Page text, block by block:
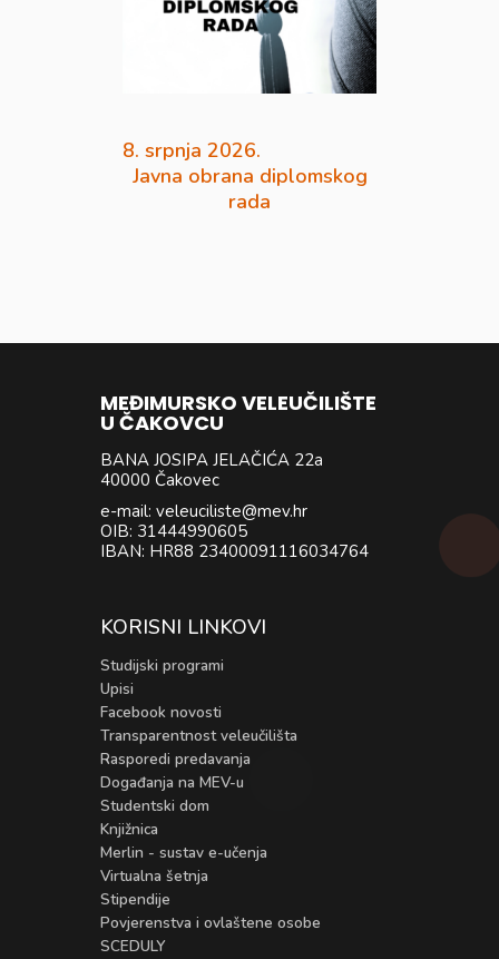
8. srpnja 2026.
Javna obrana diplomskog
rada
MEĐIMURSKO VELEUČILIŠTE
U ČAKOVCU
BANA JOSIPA JELAČIĆA 22a
40000 Čakovec
e-mail: veleuciliste@mev.hr
OIB: 31444990605
IBAN: HR88 23400091116034764
KORISNI LINKOVI
Studijski programi
Upisi
Facebook novosti
Transparentnost veleučilišta
Rasporedi predavanja
Događanja na MEV-u
Studentski dom
Knjižnica
Merlin - sustav e-učenja
Virtualna šetnja
Stipendije
Povjerenstva i ovlaštene osobe
SCEDULY